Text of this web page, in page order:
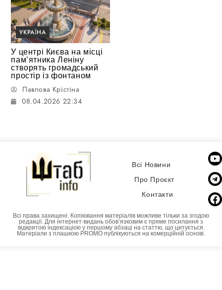
УКРАЇНА
У центрі Києва на місці
пам’ятника Леніну
створять громадський
простір із фонтаном
Павлова Крістіна
08.04.2026 22:34
Всі Новини
Про Проєкт
Контакти
Всі права захищені. Копіювання матеріалів можливе тільки за згодою
редакції. Для інтернет-видань обовʼязковим є пряме посилання з
відкритою індексацією у першому абзаці на статтю, що цитується.
Матеріали з плашкою PROMO публікуються на комерційній основі.